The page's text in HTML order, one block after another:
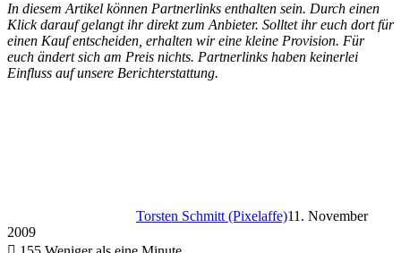
In diesem Artikel können Partnerlinks enthalten sein. Durch einen
Klick darauf gelangt ihr direkt zum Anbieter. Solltet ihr euch dort für
einen Kauf entscheiden, erhalten wir eine kleine Provision. Für
euch ändert sich am Preis nichts. Partnerlinks haben keinerlei
Einfluss auf unsere Berichterstattung.
Torsten Schmitt (Pixelaffe)11. November
2009